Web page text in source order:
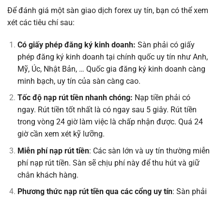
Để đánh giá một sàn giao dịch forex uy tín, bạn có thể xem
xét các tiêu chí sau:
Có giấy phép đăng ký kinh doanh: Sàn phải có giấy
phép đăng ký kinh doanh tại chính quốc uy tín như Anh,
Mỹ, Úc, Nhật Bản, … Quốc gia đăng ký kinh doanh càng
minh bạch, uy tín của sàn càng cao.
Tốc độ nạp rút tiền nhanh chóng: Nạp tiền phải có
ngay. Rút tiền tốt nhất là có ngay sau 5 giây. Rút tiền
trong vòng 24 giờ làm việc là chấp nhận được. Quá 24
giờ cần xem xét kỹ lưỡng.
Miễn phí nạp rút tiền: Các sàn lớn và uy tín thường miễn
phí nạp rút tiền. Sàn sẽ chịu phí này để thu hút và giữ
chân khách hàng.
Phương thức nạp rút tiền qua các cổng uy tín: Sàn phải